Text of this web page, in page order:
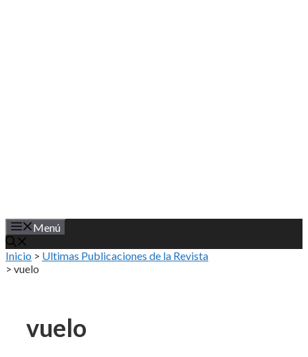
Menú
Inicio > Ultimas Publicaciones de la Revista
> vuelo
vuelo